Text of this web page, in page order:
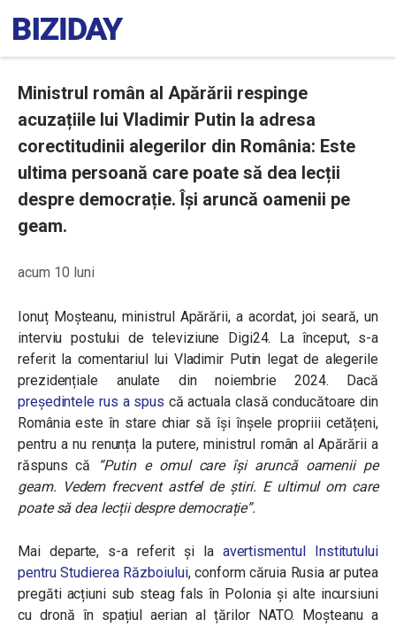
Ministrul român al Apărării respinge
acuzațiile lui Vladimir Putin la adresa
corectitudinii alegerilor din România: Este
ultima persoană care poate să dea lecții
despre democrație. Își aruncă oamenii pe
geam.
acum 10 luni
Ionuț Moșteanu, ministrul Apărării, a acordat, joi seară, un
interviu postului de televiziune Digi24. La început, s-a
referit la comentariul lui Vladimir Putin legat de alegerile
prezidențiale anulate din noiembrie 2024. Dacă
președintele rus a spus că actuala clasă conducătoare din
România este în stare chiar să își înșele propriii cetățeni,
pentru a nu renunța la putere, ministrul român al Apărării a
răspuns că “Putin e omul care își aruncă oamenii pe
geam. Vedem frecvent astfel de știri. E ultimul om care
poate să dea lecții despre democrație”.
Mai departe, s-a referit și la avertismentul Institutului
pentru Studierea Războiului, conform căruia Rusia ar putea
pregăti acțiuni sub steag fals în Polonia și alte incursiuni
cu dronă în spațiul aerian al țărilor NATO. Moșteanu a